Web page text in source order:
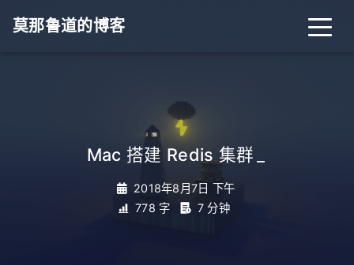
莫那鲁道的博客
Mac 搭建 Redis 集群
2018年8月7日 下午
778 字
7 分钟